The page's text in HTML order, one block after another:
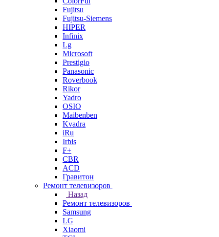
Fujitsu
Fujitsu-Siemens
HIPER
Infinix
Lg
Microsoft
Prestigio
Panasonic
Roverbook
Rikor
Yadro
OSIO
Maibenben
Kvadra
iRu
Irbis
F+
CBR
ACD
Гравитон
Ремонт телевизоров
Назад
Ремонт телевизоров
Samsung
LG
Xiaomi